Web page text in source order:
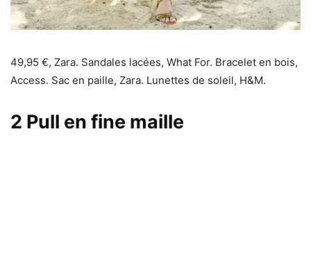
49,95 €, Zara. Sandales lacées, What For. Bracelet en bois,
Access. Sac en paille, Zara. Lunettes de soleil, H&M.
2 Pull en fine maille